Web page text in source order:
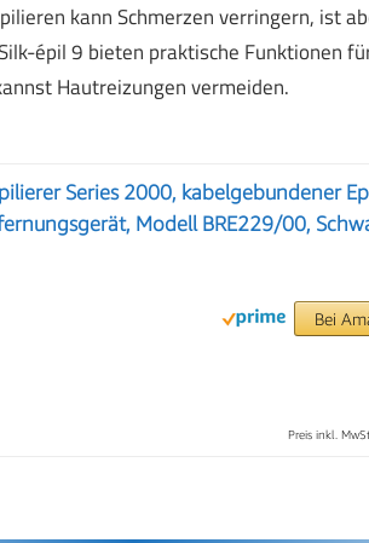
kann Schmerzen verringern, ist
épil 9 bieten praktische Funktionen
Hautreizungen vermeiden.
Series 2000, kabelgebundener
Modell BRE229/00,
Bei
Preis inkl.